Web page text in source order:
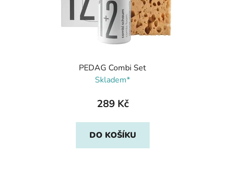
PEDAG Combi Set
Skladem*
289 Kč
DO KOŠÍKU